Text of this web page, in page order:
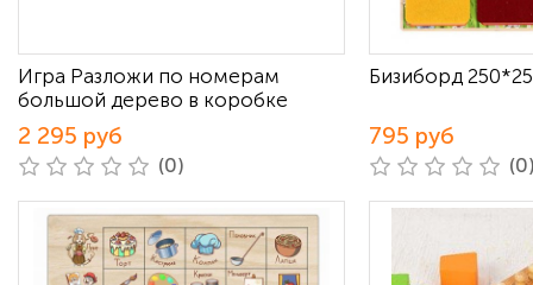
Игра Разложи по номерам
большой дерево в коробке
2 295 руб
(0)
Бизиборд
795 руб